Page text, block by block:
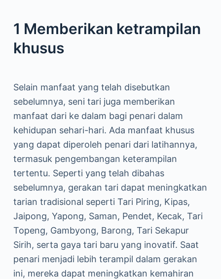
1 Memberikan ketrampilan
khusus
Selain manfaat yang telah disebutkan
sebelumnya, seni tari juga memberikan
manfaat dari ke dalam bagi penari dalam
kehidupan sehari-hari. Ada manfaat khusus
yang dapat diperoleh penari dari latihannya,
termasuk pengembangan keterampilan
tertentu. Seperti yang telah dibahas
sebelumnya, gerakan tari dapat meningkatkan
tarian tradisional seperti Tari Piring, Kipas,
Jaipong, Yapong, Saman, Pendet, Kecak, Tari
Topeng, Gambyong, Barong, Tari Sekapur
Sirih, serta gaya tari baru yang inovatif. Saat
penari menjadi lebih terampil dalam gerakan
ini, mereka dapat meningkatkan kemahiran